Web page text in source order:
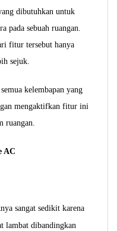
dibutuhkan untuk
pada sebuah ruangan.
fitur tersebut hanya
sejuk.
kelembapan yang
mengaktifkan fitur ini
ruangan.
AC
sangat sedikit karena
lambat dibandingkan